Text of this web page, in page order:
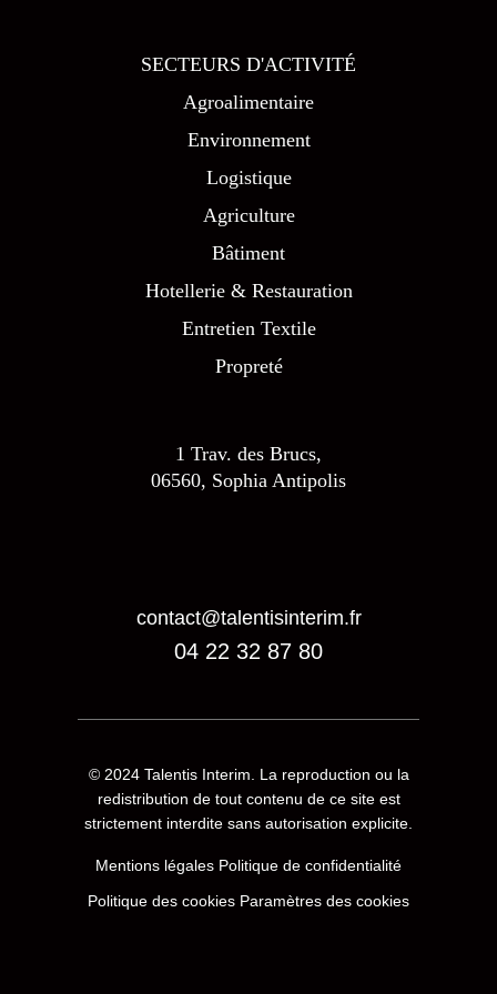
SECTEURS D'ACTIVITÉ
Agroalimentaire
Environnement
Logistique
Agriculture
Bâtiment
Hotellerie & Restauration
Entretien Textile
Propreté
1 Trav. des Brucs,
06560, Sophia Antipolis
04 22 32 87 80
contact@talentisinterim.fr
© 2024 Talentis Interim . La reproduction ou la
redistribution de tout contenu de ce site est
strictement interdite sans autorisation explicite.
Mentions légales Politique de confidentialité
Politique des cookies Paramètres des cookies